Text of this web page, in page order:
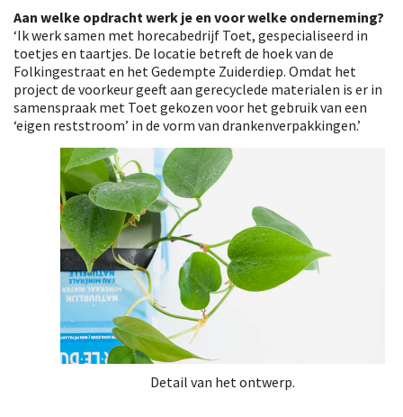
Aan welke opdracht werk je en voor welke onderneming?
‘Ik werk samen met horecabedrijf Toet, gespecialiseerd in
toetjes en taartjes. De locatie betreft de hoek van de
Folkingestraat en het Gedempte Zuiderdiep. Omdat het
project de voorkeur geeft aan gerecyclede materialen is er in
samenspraak met Toet gekozen voor het gebruik van een
‘eigen reststroom’ in de vorm van drankenverpakkingen.’
Detail van het ontwerp.